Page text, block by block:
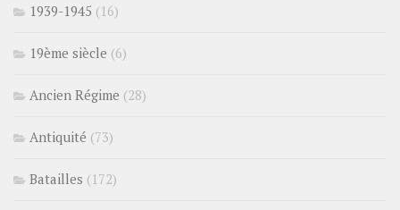
1939-1945 (16)
19ème siècle (6)
Ancien Régime (28)
Antiquité (73)
Batailles (172)